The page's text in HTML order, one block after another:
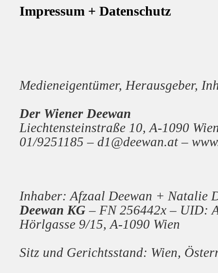
Impressum + Datenschutz
Medieneigentümer, Herausgeber,
Der Wiener Deewan
Liechtensteinstraße 10, A-1090
01/9251185 – d1@deewan.at –
Inhaber: Afzaal Deewan + Natalie
Deewan KG – FN 256442x – UID:
Hörlgasse 9/15, A-1090 Wien
Sitz und Gerichtsstand: Wien,